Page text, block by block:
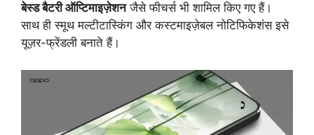
बेस्ड बैटरी ऑप्टिमाइज़ेशनजैसे फीचर्स भी शामिल किए गए हैं।
साथ ही स्मूथ मल्टीटास्किंग और कस्टमाइज़ेबल नोटिफिकेशंस इसे
यूज़र-फ्रेंडली बनाते हैं।